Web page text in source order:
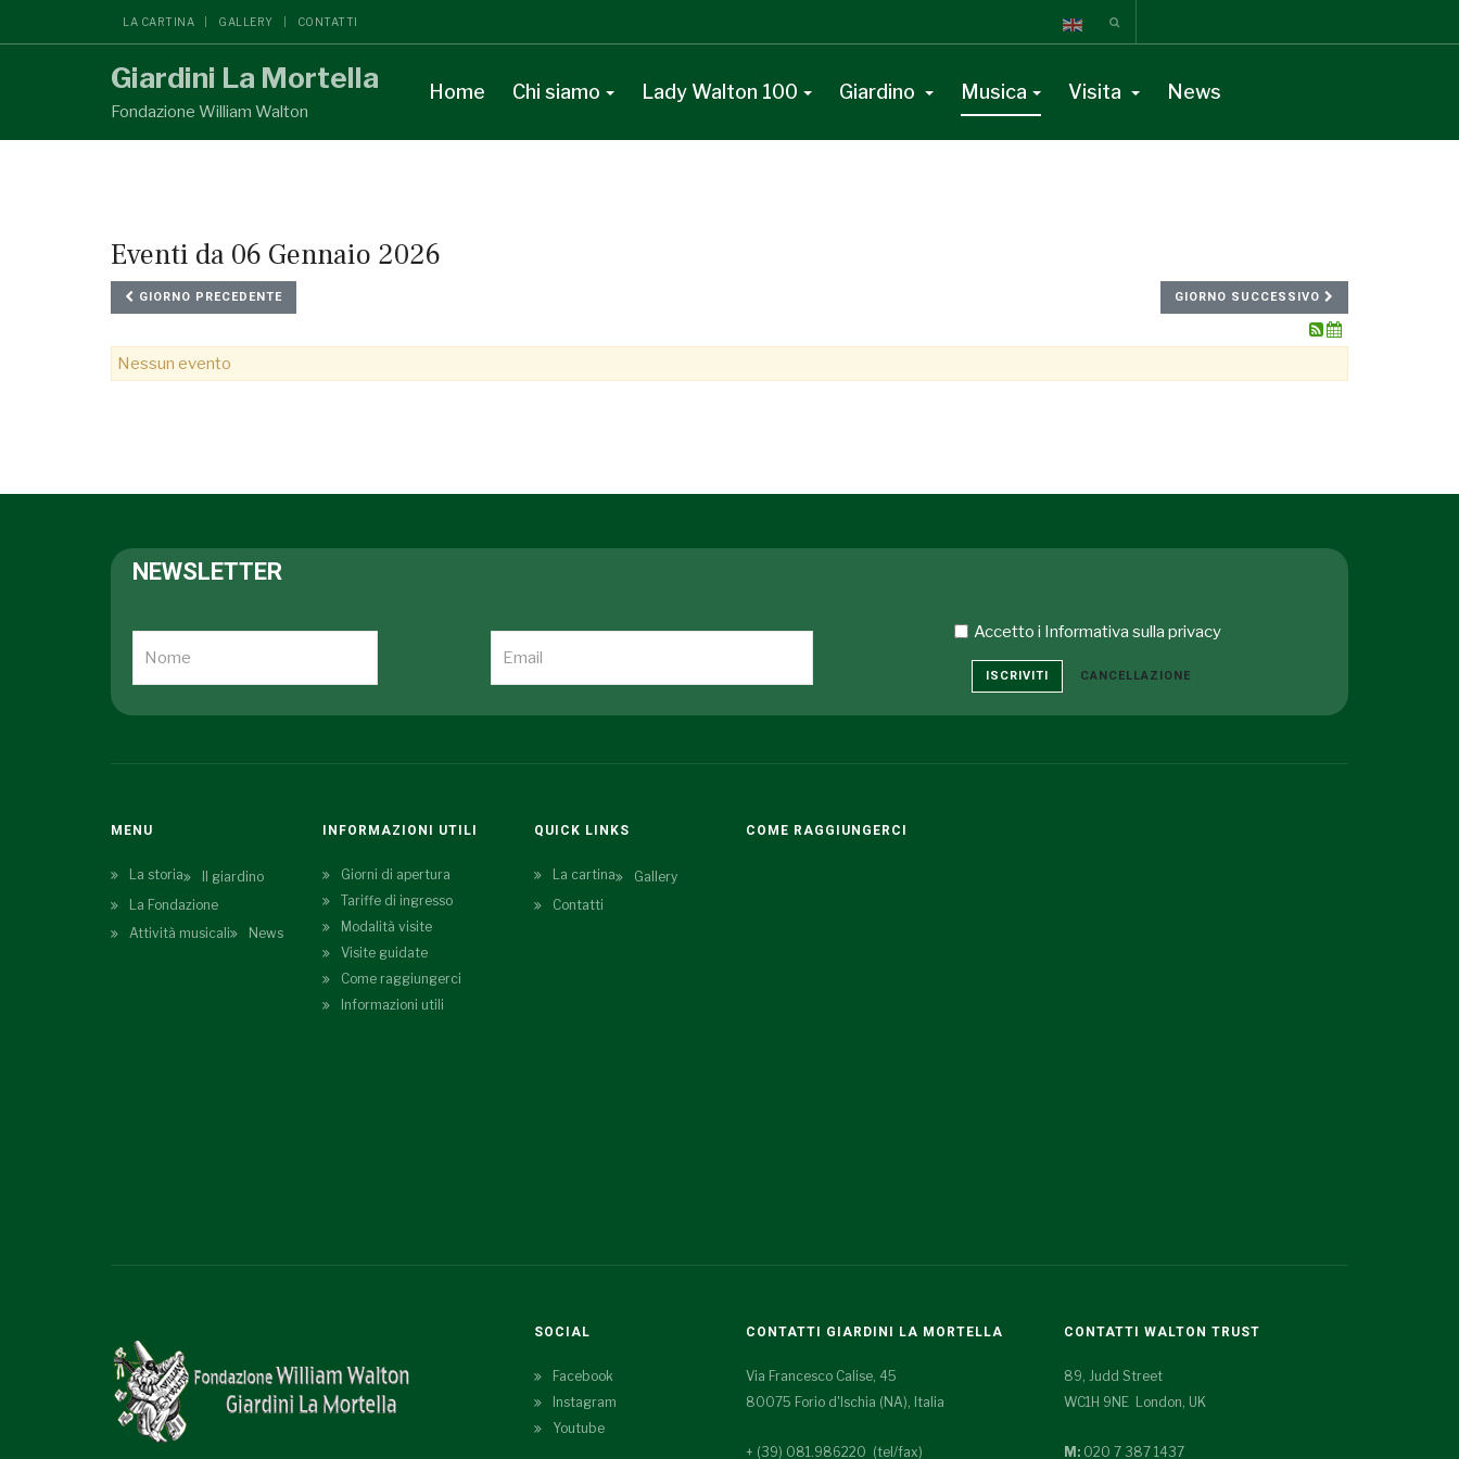
LA CARTINA GALLERY CONTATTI
Giardini La Mortella
Fondazione William Walton
Home Chi siamo Lady Walton 100 Giardino Musica Visita News
Eventi da 06 Gennaio 2026
GIORNO PRECEDENTE GIORNO SUCCESSIVO
Nessun evento
NEWSLETTER
Accetto i Informativa sulla privacy
ISCRIVITI CANCELLAZIONE
MENU
La storia
Il giardino
La Fondazione
Attività musicali
News
INFORMAZIONI UTILI
Giorni di apertura
Tariffe di ingresso
Modalità visite
Visite guidate
Come raggiungerci
Informazioni utili
QUICK LINKS
La cartina
Gallery
Contatti
COME RAGGIUNGERCI
SOCIAL
Facebook
Instagram
Youtube
CONTATTI GIARDINI LA MORTELLA
Via Francesco Calise, 45
80075 Forio d'Ischia (NA), Italia
+ (39) 081.986220 (tel/fax)
CONTATTI WALTON TRUST
89, Judd Street
WC1H 9NE London, UK
M:020 7 387 1437